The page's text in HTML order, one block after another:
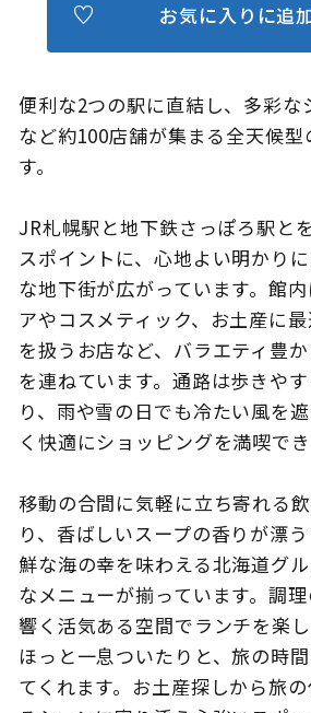
このサイトについて 観
動画ライブラリー フ
お問い合わせ
Languages
便利な2つの駅に直結し、多彩な
など約100店舗が集まる全天候
す。
JR札幌駅と地下鉄さっぽろ駅と
スポイントに、心地よい明かり
な地下街が広がっています。館
アやコスメティック、お土産に
を扱うお店など、バラエティ豊
を連ねています。通路は歩きや
り、雨や雪の日でも冷たい風を
く快適にショッピングを満喫でき
移動の合間に気軽に立ち寄れる
り、香ばしいスープの香りが漂
鮮な海の幸を味わえる北海道グ
なメニューが揃っています。調
響く活気ある空間でランチを楽
ほっと一息ついたりと、旅の時
てくれます。お土産探しから旅
お気に入りに追